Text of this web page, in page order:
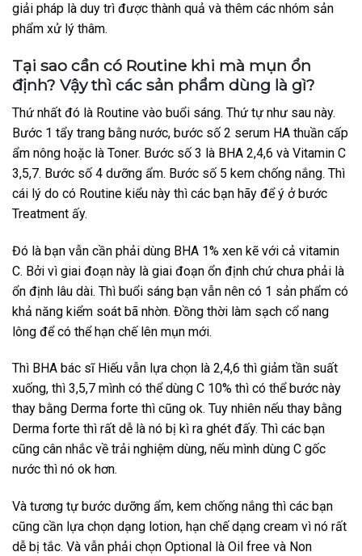
giải pháp là duy trì được thành quả và thêm các nhóm sản
phẩm xử lý thâm.
Tại sao cần có Routine khi mà mụn ổn
định? Vậy thì các sản phẩm dùng là gì?
Thứ nhất đó là Routine vào buổi sáng. Thứ tự như sau này.
Bước 1 tẩy trang bằng nước, bước số 2 serum HA thuần cấp
ẩm nông hoặc là Toner. Bước số 3 là BHA 2,4,6 và Vitamin C
3,5,7. Bước số 4 dưỡng ẩm. Bước số 5 kem chống nắng. Thì
cái lý do có Routine kiểu này thì các bạn hãy để ý ở bước
Treatment ấy.
Đó là bạn vẫn cần phải dùng BHA 1% xen kẽ với cả vitamin
C. Bởi vì giai đoạn này là giai đoạn ổn định chứ chưa phải là
ổn định lâu dài. Thì buổi sáng bạn vẫn nên có 1 sản phẩm có
khả năng kiểm soát bã nhờn. Đồng thời làm sạch cổ nang
lông để có thể hạn chế lên mụn mới.
Thì BHA bác sĩ Hiếu vẫn lựa chọn là 2,4,6 thì giảm tần suất
xuống, thì 3,5,7 mình có thể dùng C 10% thì có thể bước này
thay bằng Derma forte thì cũng ok. Tuy nhiên nếu thay bằng
Derma forte thì rất dễ là nó bị kì ra ghét đấy. Thì các bạn
cũng cân nhắc về trải nghiệm dùng, nếu mình dùng C gốc
nước thì nó ok hơn.
Và tương tự bước dưỡng ẩm, kem chống nắng thì các bạn
cũng cần lựa chọn dạng lotion, hạn chế dạng cream vì nó rất
dễ bị tắc. Và vẫn phải chọn Optional là Oil free và Non